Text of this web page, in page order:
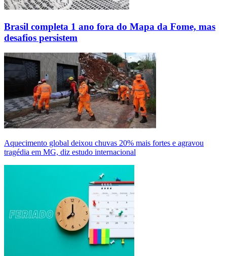
Brasil completa 1 ano fora do Mapa da Fome, mas
desafios persistem
Aquecimento global deixou chuvas 20% mais fortes e agravou
tragédia em MG, diz estudo internacional